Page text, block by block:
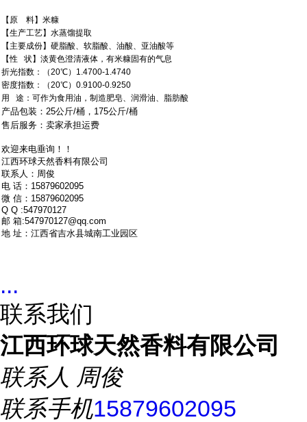
【原 料】米糠
【生产工艺】水蒸馏提取
【主要成份】硬脂酸、软脂酸、油酸、亚油酸等
【性 状】淡黄色澄清液体，有米糠固有的气息
折光指数：（20℃）1.4700-1.4740
密度指数：（20℃）0.9100-0.9250
用 途：可作为食用油，制造肥皂、润滑油、脂肪酸
产品包装：25公斤/桶，175公斤/桶
售后服务：卖家承担运费
欢迎来电垂询！！
江西环球天然香料有限公司
联系人：周俊
电 话：15879602095
微 信：15879602095
Q Q :547970127
邮 箱:547970127@qq.com
地 址：江西省吉水县城南工业园区
...
联系我们
江西环球天然香料有限公司
联系人 周俊
联系手机15879602095